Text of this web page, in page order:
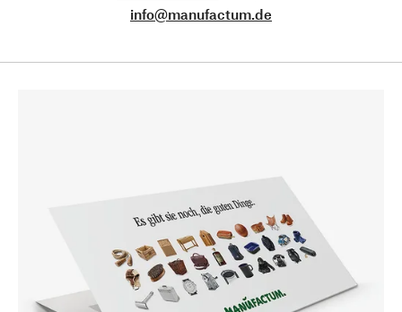
info@manufactum.de